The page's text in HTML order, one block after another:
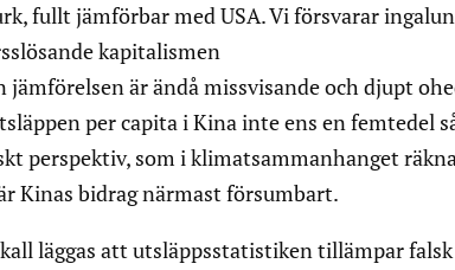
fullt jämförbar med USA. Vi försvarar
kapitalismen
jämförelsen är ändå missvisande och djupt
per capita i Kina inte ens en femtedel
perspektiv, som i klimatsammanhanget
Kinas bidrag närmast försumbart.
läggas att utsläppsstatistiken tillämpar